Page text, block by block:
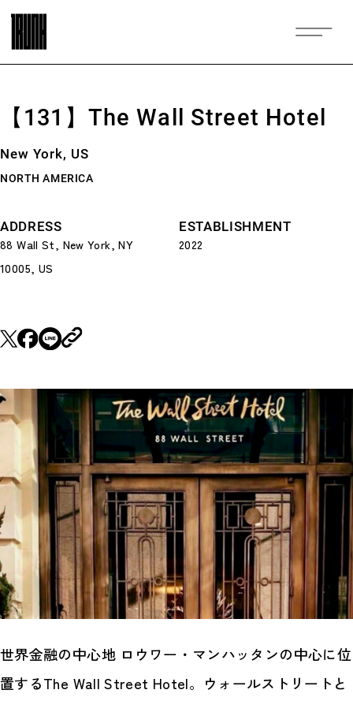
【131】The Wall Street Hotel
New York, US
NORTH AMERICA
ADDRESS
88 Wall St, New York, NY
10005, US
ESTABLISHMENT
2022
世界金融の中心地 ロウワー・マンハッタンの中心に位
置するThe Wall Street Hotel。ウォールストリートと